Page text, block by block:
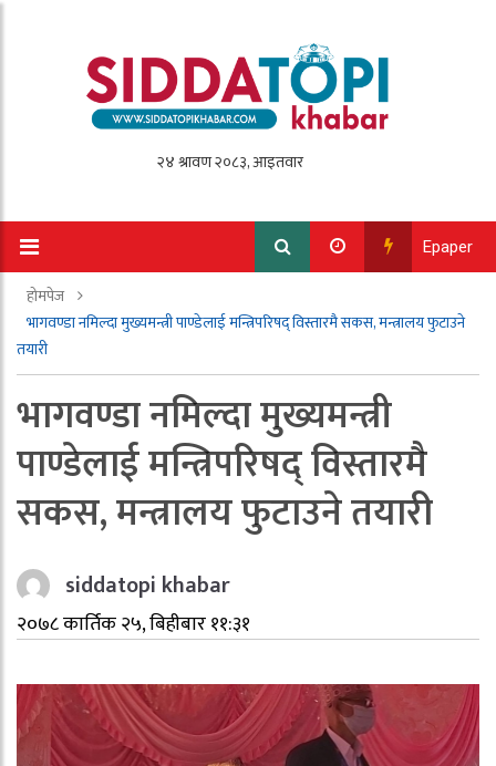
Epaper
होमपेज
भागवण्डा नमिल्दा मुख्यमन्त्री पाण्डेलाई मन्त्रिपरिषद् विस्तारमै सकस, मन्त्रालय फुटाउने
तयारी
भागवण्डा नमिल्दा मुख्यमन्त्री
पाण्डेलाई मन्त्रिपरिषद् विस्तारमै
सकस, मन्त्रालय फुटाउने तयारी
siddatopi khabar
२०७८ कार्तिक २५, बिहीबार ११:३१